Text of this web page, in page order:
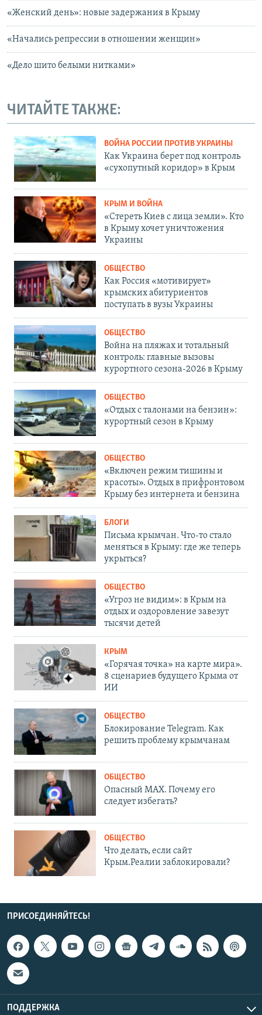
«Женский день»: новые задержания в Крыму
«Начались репрессии в отношении женщин»
«Дело шито белыми нитками»
ЧИТАЙТЕ ТАКЖЕ:
ВОЙНА РОССИИ ПРОТИВ УКРАИНЫ
Как Украина берет под контроль
«сухопутный коридор» в Крым
КРЫМ И ВОЙНА
«Стереть Киев с лица земли». Кто
в Крыму хочет уничтожения
Украины
ОБЩЕСТВО
Как Россия «мотивирует»
крымских абитуриентов
поступать в вузы Украины
ОБЩЕСТВО
Война на пляжах и тотальный
контроль: главные вызовы
курортного сезона-2026 в Крыму
ОБЩЕСТВО
«Отдых с талонами на бензин»:
курортный сезон в Крыму
ОБЩЕСТВО
«Включен режим тишины и
красоты». Отдых в прифронтовом
Крыму без интернета и бензина
БЛОГИ
Письма крымчан. Что-то стало
меняться в Крыму: где же теперь
укрыться?
ОБЩЕСТВО
«Угроз не видим»: в Крым на
отдых и оздоровление завезут
тысячи детей
КРЫМ
«Горячая точка» на карте мира».
8 сценариев будущего Крыма от
ИИ
ОБЩЕСТВО
Блокирование Telegram. Как
решить проблему крымчанам
ОБЩЕСТВО
Опасный MAX. Почему его
следует избегать?
ОБЩЕСТВО
Что делать, если сайт
Крым.Реалии заблокировали?
ПРИСОЕДИНЯЙТЕСЬ!
ПОДДЕРЖКА